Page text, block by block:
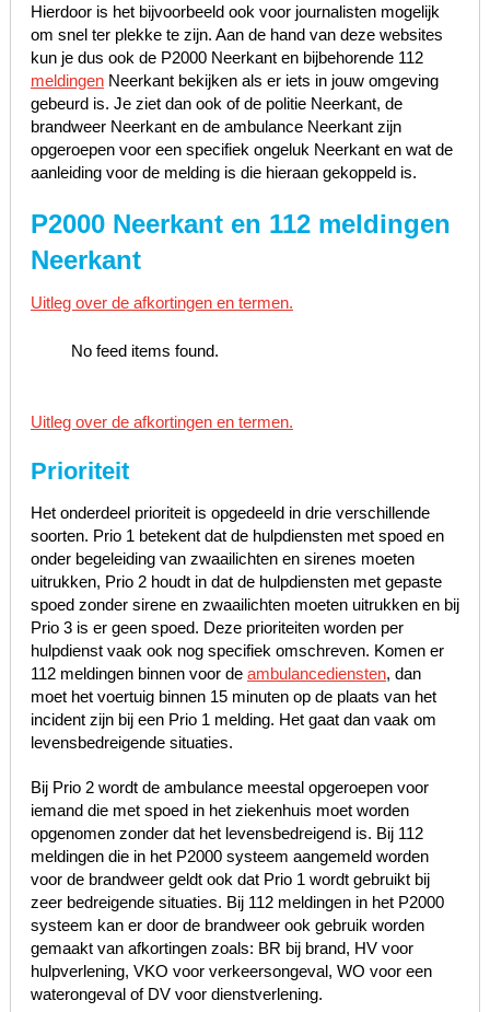
Hierdoor is het bijvoorbeeld ook voor journalisten mogelijk
om snel ter plekke te zijn. Aan de hand van deze websites
kun je dus ook de P2000 Neerkant en bijbehorende 112
meldingenNeerkant bekijken als er iets in jouw omgeving
gebeurd is. Je ziet dan ook of de politie Neerkant, de
brandweer Neerkant en de ambulance Neerkant zijn
opgeroepen voor een specifiek ongeluk Neerkant en wat de
aanleiding voor de melding is die hieraan gekoppeld is.
P2000 Neerkant en 112 meldingen
Neerkant
Uitleg over de afkortingen en termen.
No feed items found.
Uitleg over de afkortingen en termen.
Prioriteit
Het onderdeel prioriteit is opgedeeld in drie verschillende
soorten. Prio 1 betekent dat de hulpdiensten met spoed en
onder begeleiding van zwaailichten en sirenes moeten
uitrukken, Prio 2 houdt in dat de hulpdiensten met gepaste
spoed zonder sirene en zwaailichten moeten uitrukken en bij
Prio 3 is er geen spoed. Deze prioriteiten worden per
hulpdienst vaak ook nog specifiek omschreven. Komen er
112 meldingen binnen voor de ambulancediensten, dan
moet het voertuig binnen 15 minuten op de plaats van het
incident zijn bij een Prio 1 melding. Het gaat dan vaak om
levensbedreigende situaties.
Bij Prio 2 wordt de ambulance meestal opgeroepen voor
iemand die met spoed in het ziekenhuis moet worden
opgenomen zonder dat het levensbedreigend is. Bij 112
meldingen die in het P2000 systeem aangemeld worden
voor de brandweer geldt ook dat Prio 1 wordt gebruikt bij
zeer bedreigende situaties. Bij 112 meldingen in het P2000
systeem kan er door de brandweer ook gebruik worden
gemaakt van afkortingen zoals: BR bij brand, HV voor
hulpverlening, VKO voor verkeersongeval, WO voor een
waterongeval of DV voor dienstverlening.